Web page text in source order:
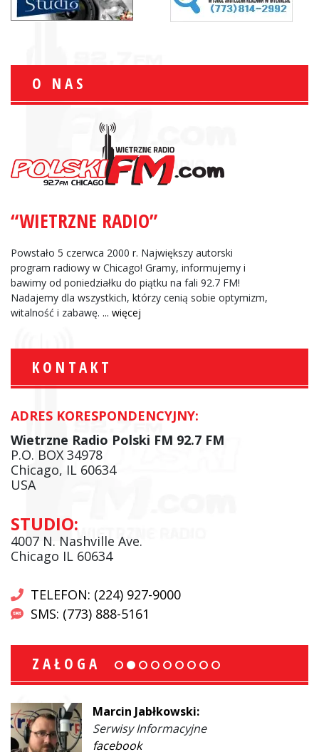
O NAS
“WIETRZNE RADIO”
Powstało 5 czerwca 2000 r. Największy autorski
program radiowy w Chicago! Gramy, informujemy i
bawimy od poniedziałku do piątku na fali 92.7 FM!
Nadajemy dla wszystkich, którzy cenią sobie optymizm,
witalność i zabawę. ... więcej
KONTAKT
ADRES KORESPONDENCYJNY:
Wietrzne Radio Polski FM 92.7 FM
P.O. BOX 34978
Chicago, IL 60634
USA
STUDIO:
4007 N. Nashville Ave.
Chicago IL 60634
TELEFON: (224) 927-9000
SMS: (773) 888-5161
ZAŁOGA
Marcin Jabłkowski:
Serwisy Informacyjne
facebook